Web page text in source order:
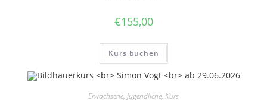
€155,00
Kurs buchen
Erwachsene, Jugendliche, Kurs